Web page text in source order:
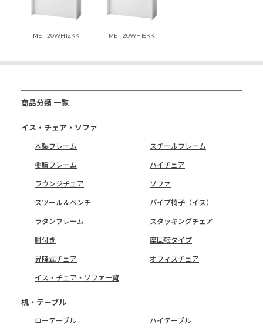
ME-120WH12KK ME-120WH15KK
商品分類 一覧
イス・チェア・ソファ
木製フレーム
スチールフレーム
樹脂フレーム
ハイチェア
ラウンジチェア
ソファ
スツール＆ベンチ
パイプ椅子（イス）
ラタンフレーム
スタッキングチェア
肘付き
座回転タイプ
昇降式チェア
オフィスチェア
イス・チェア・ソファ一覧
机・テーブル
ローテーブル
ハイテーブル